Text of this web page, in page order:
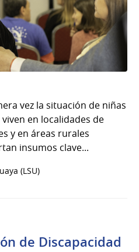
vez la situación de niñas
en localidades de
y en áreas rurales
insumos clave...
(LSU)
de Discapacidad